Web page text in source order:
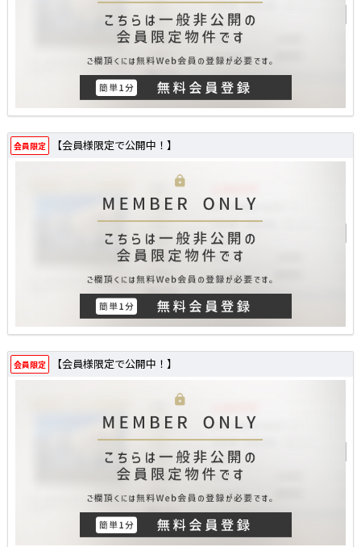
会員限定 【会員様限定で公開中！】
会員限定 【会員様限定で公開中！】